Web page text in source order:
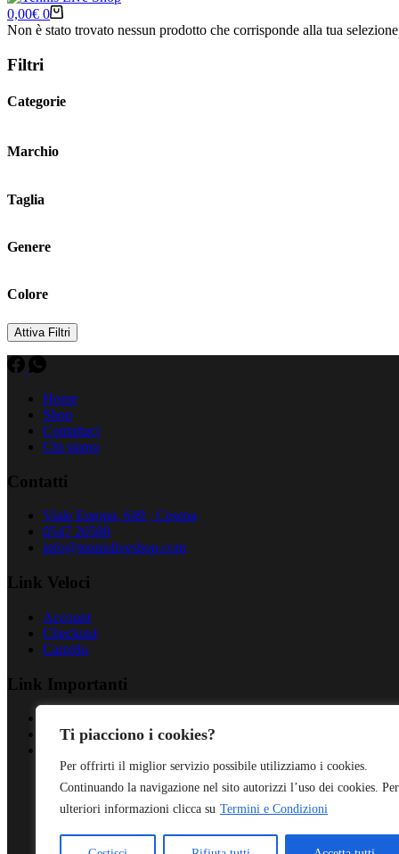
Ti piacciono i cookies?
Per offrirti il miglior servizio possibile utilizziamo i cookies.
Continuando la navigazione nel sito autorizzi l’uso dei cookies. Per
ulteriori informazioni clicca su Termini e Condizioni
Carrello
0,00€ 0
Non è stato trovato nessun prodotto che corrisponde alla tua
Filtri
Categorie
Marchio
Taglia
Genere
Colore
Attiva Filtri
Home
Shop
Contattaci
Chi siamo
Contatti
Viale Europa, 649 , Cesena
0547 20580
info@tennisliveshop.com
Link Veloci
Account
Checkout
Carrello
Link Importanti
Cookies Policy